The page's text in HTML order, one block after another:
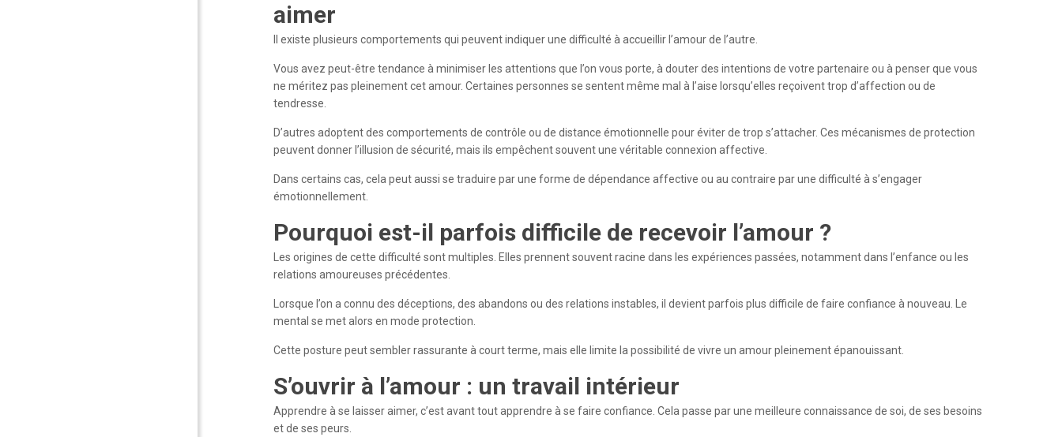
aimer
Il existe plusieurs comportements qui peuvent indiquer une difficulté à accueillir l’amour de l’autre.
Vous avez peut-être tendance à minimiser les attentions que l’on vous porte, à douter des intentions de votre partenaire ou à penser que vous
ne méritez pas pleinement cet amour. Certaines personnes se sentent même mal à l’aise lorsqu’elles reçoivent trop d’affection ou de
tendresse.
D’autres adoptent des comportements de contrôle ou de distance émotionnelle pour éviter de trop s’attacher. Ces mécanismes de protection
peuvent donner l’illusion de sécurité, mais ils empêchent souvent une véritable connexion affective.
Dans certains cas, cela peut aussi se traduire par une forme de dépendance affective ou au contraire par une difficulté à s’engager
émotionnellement.
Pourquoi est-il parfois difficile de recevoir l’amour ?
Les origines de cette difficulté sont multiples. Elles prennent souvent racine dans les expériences passées, notamment dans l’enfance ou les
relations amoureuses précédentes.
Lorsque l’on a connu des déceptions, des abandons ou des relations instables, il devient parfois plus difficile de faire confiance à nouveau. Le
mental se met alors en mode protection.
Cette posture peut sembler rassurante à court terme, mais elle limite la possibilité de vivre un amour pleinement épanouissant.
S’ouvrir à l’amour : un travail intérieur
Apprendre à se laisser aimer, c’est avant tout apprendre à se faire confiance. Cela passe par une meilleure connaissance de soi, de ses besoins
et de ses peurs.